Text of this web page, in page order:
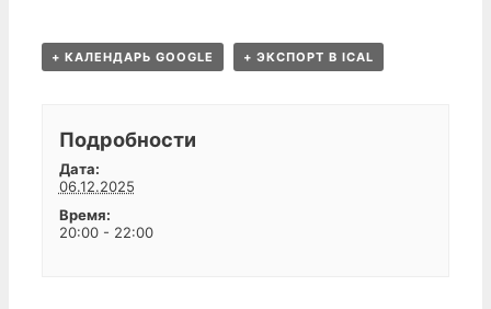
+ КАЛЕНДАРЬ GOOGLE + ЭКСПОРТ В ICAL
Подробности
Дата:
06.12.2025
Время:
20:00 - 22:00